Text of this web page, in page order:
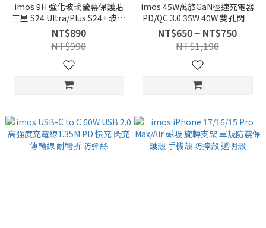
imos 9H 強化玻璃螢幕保護貼
三星 S24 Ultra/Plus S24+ 玻璃
貼 保護膜 防刮 耐磨 防指紋
NT$890
NT$990
imos 45W萬旅GaN極速充電器
PD/QC 3.0 35W 40W 雙孔閃電
充電器 充電頭 出國 旅行 多國
萬用
NT$650 ~ NT$750
NT$1,190